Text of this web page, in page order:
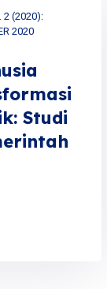
2 (2020):
2020
Studi